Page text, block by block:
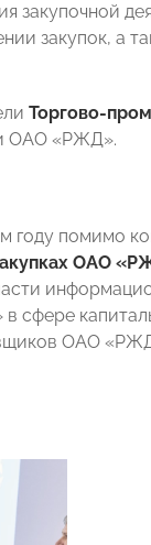
закупочной
закупок, а
Торгово-
ОАО «РЖД».
году помимо
ОАО
ОАО